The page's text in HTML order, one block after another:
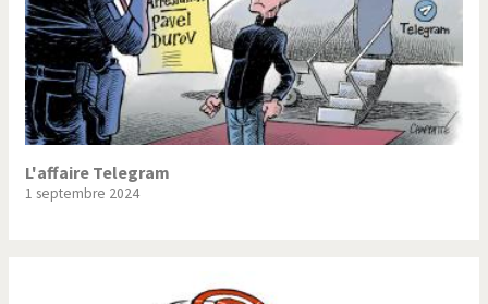
L'affaire Telegram
1 septembre 2024